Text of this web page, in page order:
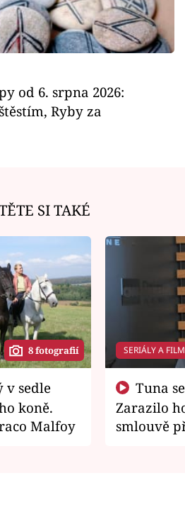
od 6. srpna 2026:
Ryby za
SI TAKÉ
8 fotografií
koně.
Malfoy
SERIÁLY A
Zarazilo
smlouvě